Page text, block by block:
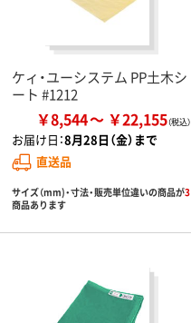
ケィ・ユーシステム PP土木シ
ート #1212
￥8,544 ￥22,155
お届け日：8月28日（金）まで
直送品
サイズ（mm)・寸法・販売単位違いの商品が3
商品あります